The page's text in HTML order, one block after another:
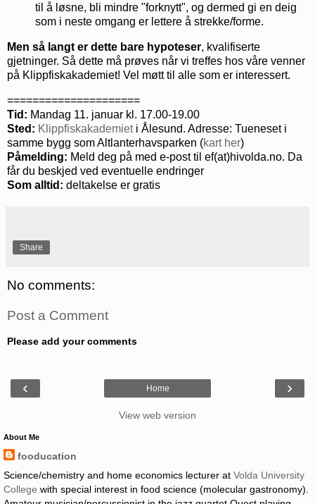
til å løsne, bli mindre "forknytt", og dermed gi en deig
som i neste omgang er lettere å strekke/forme.
Men så langt er dette bare hypoteser, kvalifiserte
gjetninger. Så dette må prøves når vi treffes hos våre venner
på Klippfiskakademiet! Vel møtt til alle som er interessert.
=====================
Tid: Mandag 11. januar kl. 17.00-19.00
Sted: Klippfiskakademieti Ålesund. Adresse: Tueneset i
samme bygg som Altlanterhavsparken (kart her)
Påmelding: Meld deg på med e-post til ef(at)hivolda.no. Da
får du beskjed ved eventuelle endringer
Som alltid: deltakelse er gratis
Share
No comments:
Post a Comment
Please add your comments
‹ ›
Home
View web version
About Me
fooducation
Science/chemistry and home economics lecturer at Volda University
College with special interest in food science (molecular gastronomy).